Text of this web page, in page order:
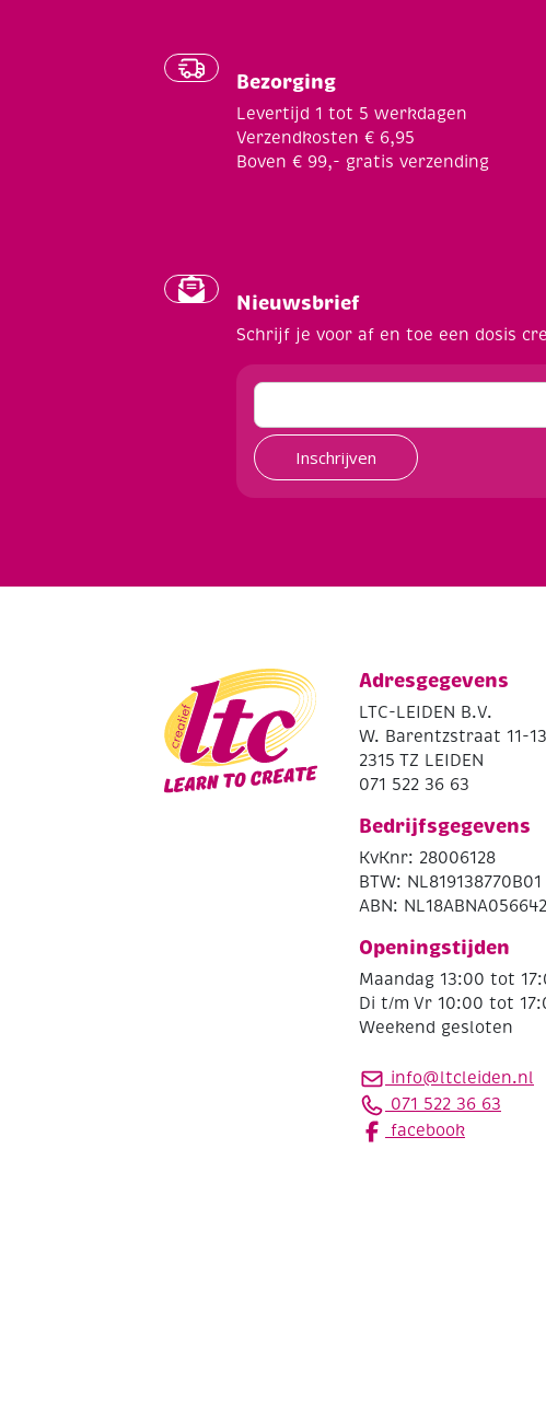
Bezorging
Levertijd 1 tot 5 werkdagen
Verzendkosten € 6,95
Boven € 99,- gratis verzending
Nieuwsbrief
Schrijf je voor af en toe een dosis
Inschrijven
Adresgegevens
LTC-LEIDEN B.V.
W. Barentzstraat 11-13
2315 TZ LEIDEN
071 522 36 63
Bedrijfsgegevens
KvKnr: 28006128
BTW: NL819138770B01
ABN:
Openingstijden
Maandag 13:00 tot
Di t/m Vr 10:00 tot
Weekend gesloten
info@ltcleiden.nl
071 522 36 63
facebook